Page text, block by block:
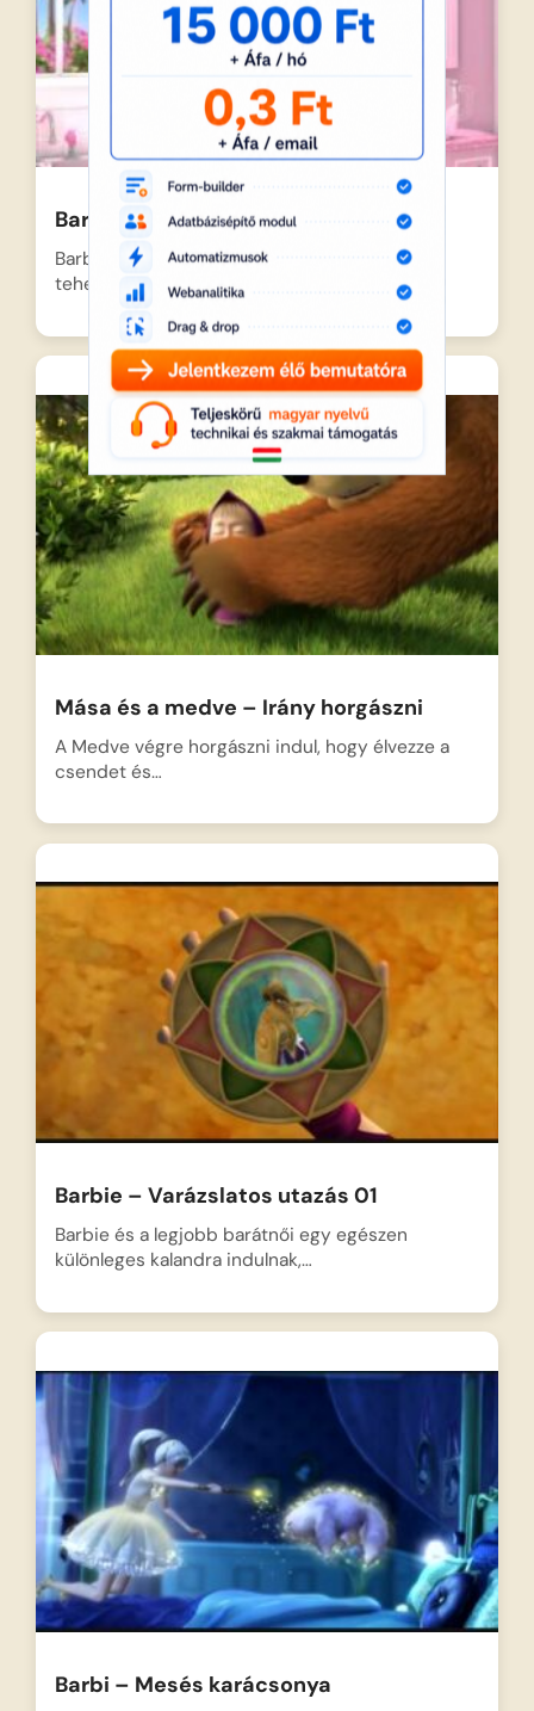
Barbie – Krém rapszódia
Barbie elhatározza, hogy bebizonyítja konyhai
tehetségét, és ő süti meg…
Mása és a medve – Irány horgászni
A Medve végre horgászni indul, hogy élvezze a
csendet és…
Barbie – Varázslatos utazás 01
Barbie és a legjobb barátnői egy egészen
különleges kalandra indulnak,…
Barbi – Mesés karácsonya